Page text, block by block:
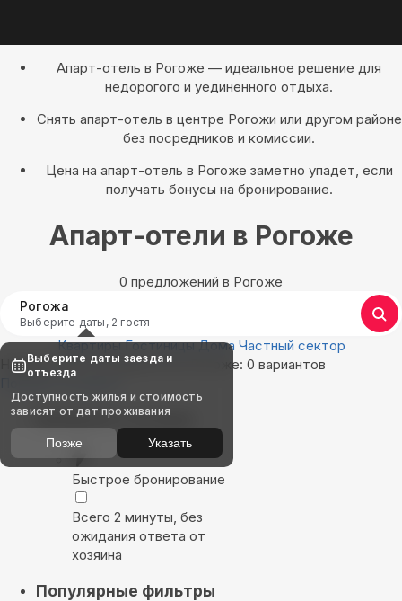
Апарт-отель в Рогоже — идеальное решение для
недорогого и уединенного отдыха.
Снять апарт-отель в центре Рогожи или другом районе
без посредников и комиссии.
Цена на апарт-отель в Рогоже заметно упадет, если
получать бонусы на бронирование.
Апарт-отели в Рогоже
0 предложений в Рогоже
Рогожа
Выберите даты, 2 гостя
Квартиры Гостиницы Дома Частный сектор
Найдём, где остановиться в Рогоже: 0 вариантов
Показать на карте
Выбирайте лучшее
Быстрое бронирование
Всего 2 минуты, без
ожидания ответа от
хозяина
Популярные фильтры
Выберите даты заезда и
отъезда
Доступность жилья и стоимость
зависят от дат проживания
Позже Указать